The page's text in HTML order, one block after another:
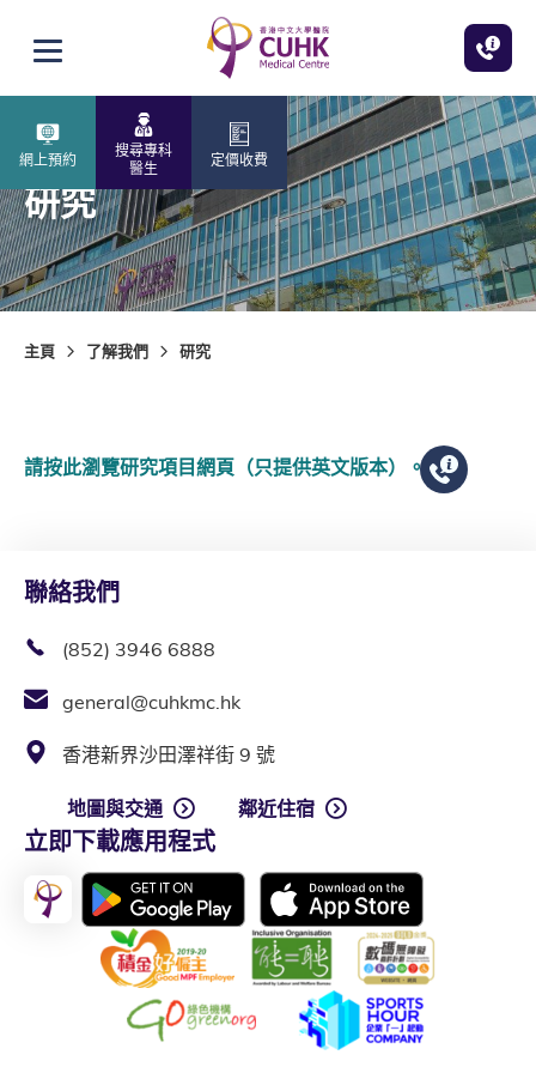
打開選單
網上預約
搜尋專科
醫生
定價收費
研究
主頁 了解我們 研究
請按此瀏覽研究項目網頁（只提供英文版本）。
聯絡我們
(852) 3946 6888
general@cuhkmc.hk
香港新界沙田澤祥街 9 號
地圖與交通 鄰近住宿
立即下載應用程式